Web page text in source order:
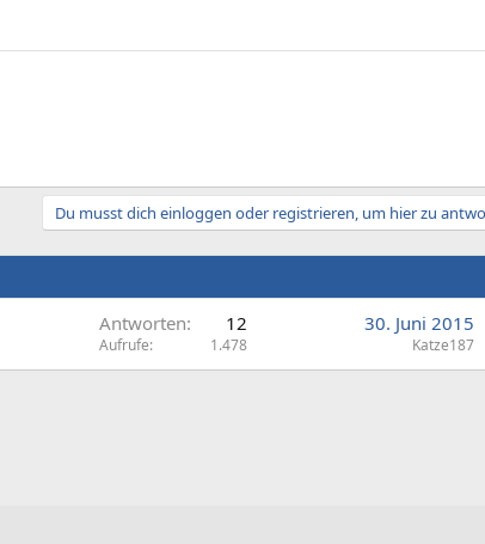
Du musst dich einloggen oder registrieren, um hier zu
Antworten 12
Aufrufe 1.478
30. Juni 2015
Katze187